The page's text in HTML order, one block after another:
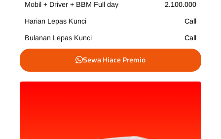
Mobil + Driver + BBM Full day 2.100.000
Harian Lepas Kunci Call
Bulanan Lepas Kunci Call
Sewa Hiace Premio